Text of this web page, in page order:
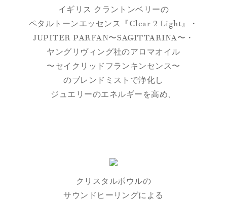
イギリス クラントンベリーの
ペタルトーンエッセンス『Clear 2 Light』・
JUPITER PARFAN〜SAGITTARINA〜・
ヤングリヴィング社のアロマオイル
〜セイクリッドフランキンセンス〜
のブレンドミストで浄化し
ジュエリーのエネルギーを高め、
クリスタルボウルの
サウンドヒーリングによる